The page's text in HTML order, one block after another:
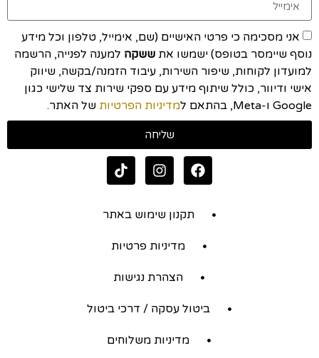
אני מסכימה כי פרטי האישיים (שם, אימייל, טלפון וכל מידע
נוסף שיימסר בטופס) ישמשו את ששקה למענה לפנייה, הרשמה
למועדון לקוחות, שיפור השירות, עיבוד הזמנה/בקשה, שיווק
אישי ודיוור, כולל שיתוף מידע עם ספקי שירות צד שלישי כגון
Google ו-Meta, בהתאם ל
מדיניות הפרטיות של האתר.
שליחה
תקנון שימוש באתר
מדיניות פרטיות
הצהרת נגישות
ביטול עסקה / דרכי ביטול
מדיניות משלוחים